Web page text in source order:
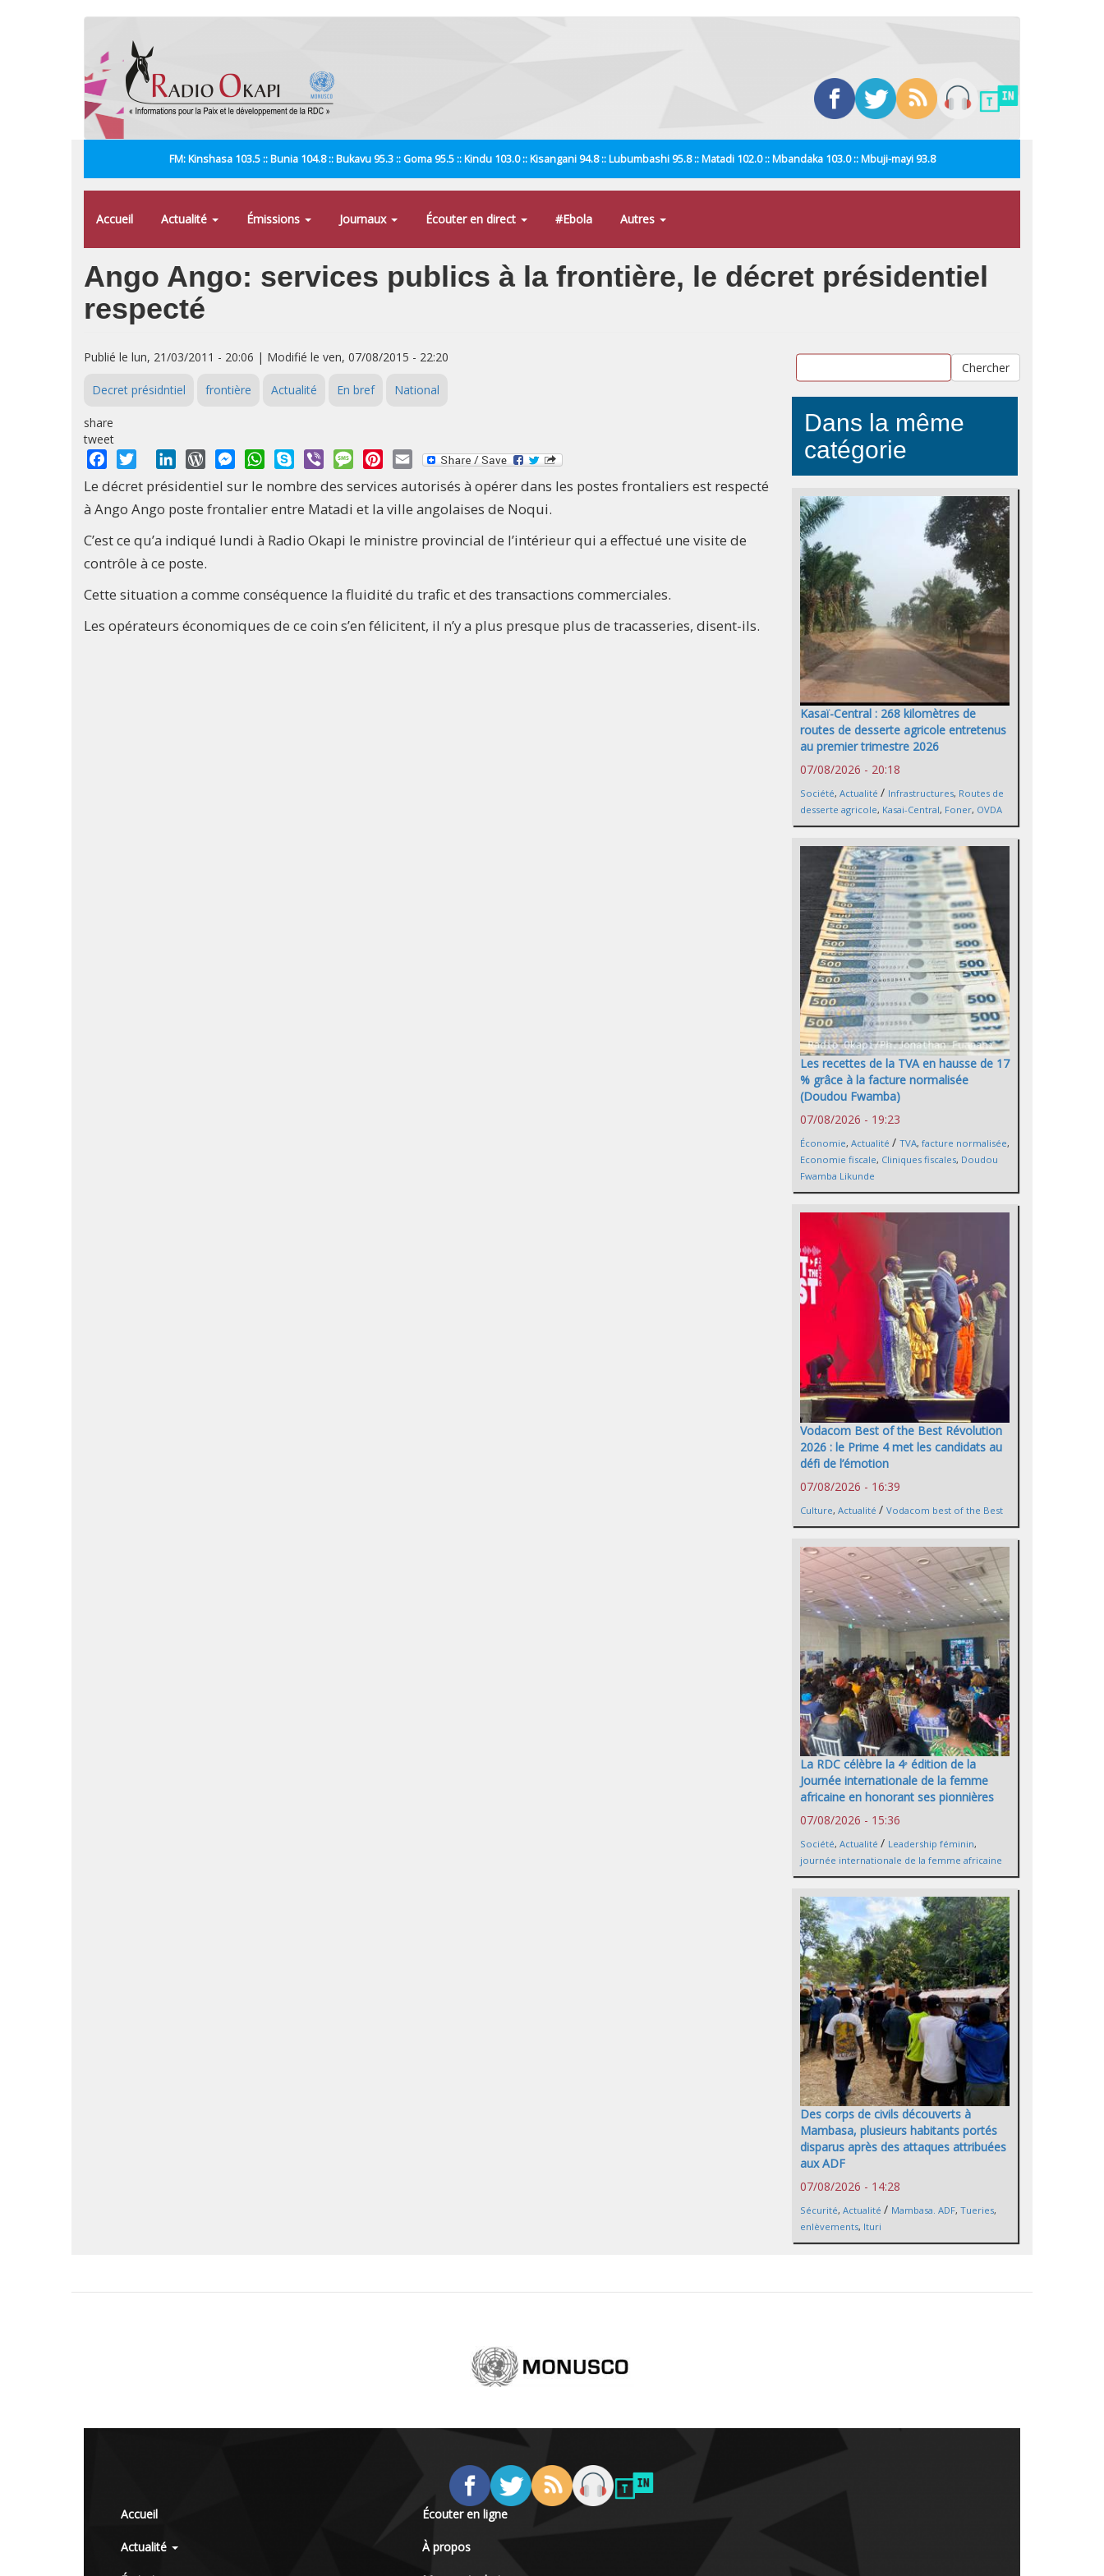
FM: Kinshasa 103.5 :: Bunia 104.8 :: Bukavu 95.3 :: Goma 95.5 :: Kindu 103.0 :: Kisangani 94.8 :: Lubumbashi 95.8 :: Matadi 102.0 :: Mbandaka 103.0 :: Mbuji-mayi 93.8
Accueil Actualité Émissions Journaux Écouter en direct #Ebola Autres
Ango Ango: services publics à la frontière, le décret présidentiel
respecté
Publié le lun, 21/03/2011 - 20:06 | Modifié le ven, 07/08/2015 - 22:20
Decret présidntiel frontière Actualité En bref National
share
tweet
Facebook
Twitter LinkedInWordPressMessengerWhatsApp
Skype Viber MessagePinterest
Email
Le décret présidentiel sur le nombre des services autorisés à opérer dans les postes frontaliers est respecté
à Ango Ango poste frontalier entre Matadi et la ville angolaises de Noqui.
C’est ce qu’a indiqué lundi à Radio Okapi le ministre provincial de l’intérieur qui a effectué une visite de
contrôle à ce poste.
Cette situation a comme conséquence la fluidité du trafic et des transactions commerciales.
Les opérateurs économiques de ce coin s’en félicitent, il n’y a plus presque plus de tracasseries, disent-ils.
Chercher
Dans la même
catégorie
Kasaï-Central : 268 kilomètres de
routes de desserte agricole entretenus
au premier trimestre 2026
07/08/2026 - 20:18
Société, Actualité / Infrastructures, Routes de
desserte agricole, Kasai-Central, Foner, OVDA
Les recettes de la TVA en hausse de 17
% grâce à la facture normalisée
(Doudou Fwamba)
07/08/2026 - 19:23
Économie, Actualité / TVA, facture normalisée,
Economie fiscale, Cliniques fiscales, Doudou
Fwamba Likunde
Vodacom Best of the Best Révolution
2026 : le Prime 4 met les candidats au
défi de l’émotion
07/08/2026 - 16:39
Culture, Actualité / Vodacom best of the Best
La RDC célèbre la 4ᵉ édition de la
Journée internationale de la femme
africaine en honorant ses pionnières
07/08/2026 - 15:36
Société, Actualité / Leadership féminin,
journée internationale de la femme africaine
Des corps de civils découverts à
Mambasa, plusieurs habitants portés
disparus après des attaques attribuées
aux ADF
07/08/2026 - 14:28
Sécurité, Actualité / Mambasa. ADF, Tueries,
enlèvements, Ituri
Accueil
Actualité
Écouter en ligne
À propos